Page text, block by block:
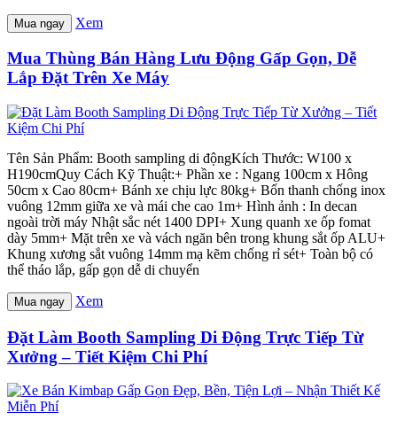
Mua ngay Xem
Mua Thùng Bán Hàng Lưu Động Gấp Gọn, Dễ
Lắp Đặt Trên Xe Máy
Tên Sản Phẩm: Booth sampling di độngKích Thước: W100 x
H190cmQuy Cách Kỹ Thuật:+ Phần xe : Ngang 100cm x Hông
50cm x Cao 80cm+ Bánh xe chịu lực 80kg+ Bốn thanh chống inox
vuông 12mm giữa xe và mái che cao 1m+ Hình ảnh : In decan
ngoài trời máy Nhật sắc nét 1400 DPI+ Xung quanh xe ốp fomat
dày 5mm+ Mặt trên xe và vách ngăn bên trong khung sắt ốp ALU+
Khung xương sắt vuông 14mm mạ kẽm chống rỉ sét+ Toàn bộ có
thể tháo lắp, gấp gọn dễ di chuyển
Mua ngay Xem
Đặt Làm Booth Sampling Di Động Trực Tiếp Từ
Xưởng – Tiết Kiệm Chi Phí